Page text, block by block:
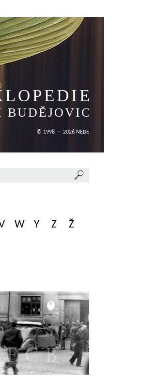
BUDĚJOVIC
© 1998 — 2026 NEBE
W Y Z Ž